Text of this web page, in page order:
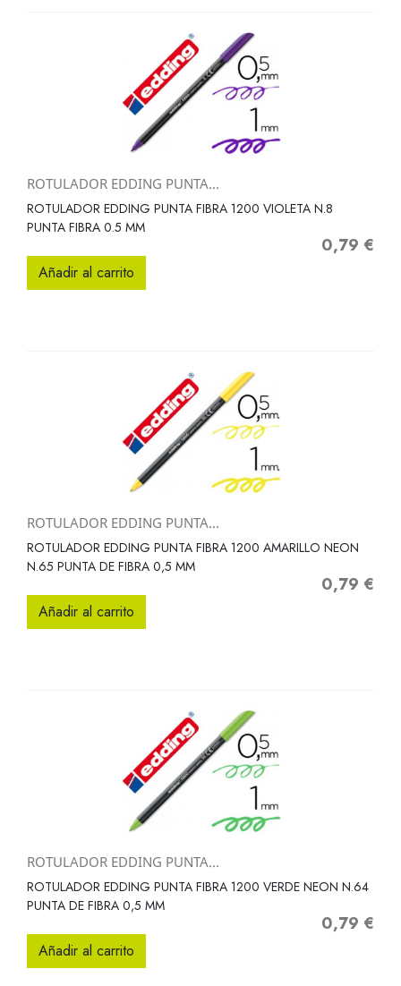
ROTULADOR EDDING PUNTA...
ROTULADOR EDDING PUNTA FIBRA 1200 VIOLETA N.8
PUNTA FIBRA 0.5 MM
Precio
0,79 €
Añadir al carrito
ROTULADOR EDDING PUNTA...
ROTULADOR EDDING PUNTA FIBRA 1200 AMARILLO NEON
N.65 PUNTA DE FIBRA 0,5 MM
Precio
0,79 €
Añadir al carrito
ROTULADOR EDDING PUNTA...
ROTULADOR EDDING PUNTA FIBRA 1200 VERDE NEON N.64
PUNTA DE FIBRA 0,5 MM
Precio
0,79 €
Añadir al carrito